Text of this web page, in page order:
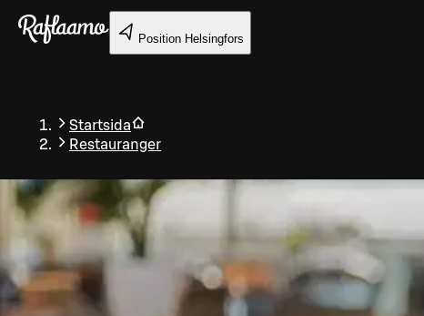
Gå till huvudinnehållet
Position Helsingfors
Startsida
Restauranger